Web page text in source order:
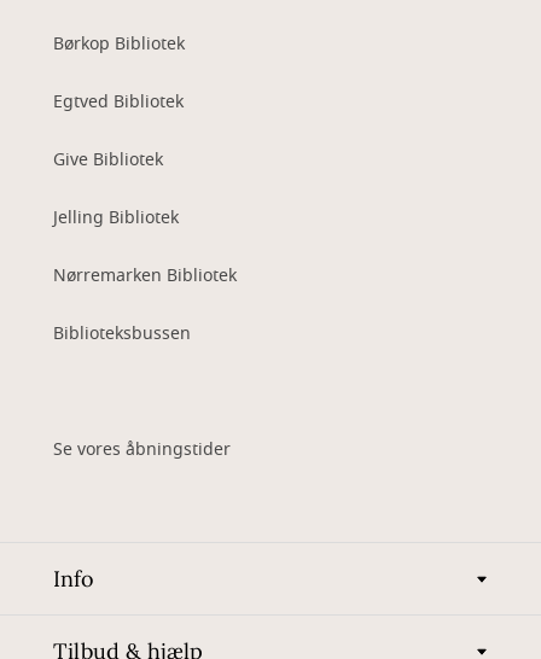
Børkop Bibliotek
Egtved Bibliotek
Give Bibliotek
Jelling Bibliotek
Nørremarken Bibliotek
Biblioteksbussen
Se vores åbningstider
Info
Tilbud & hjælp